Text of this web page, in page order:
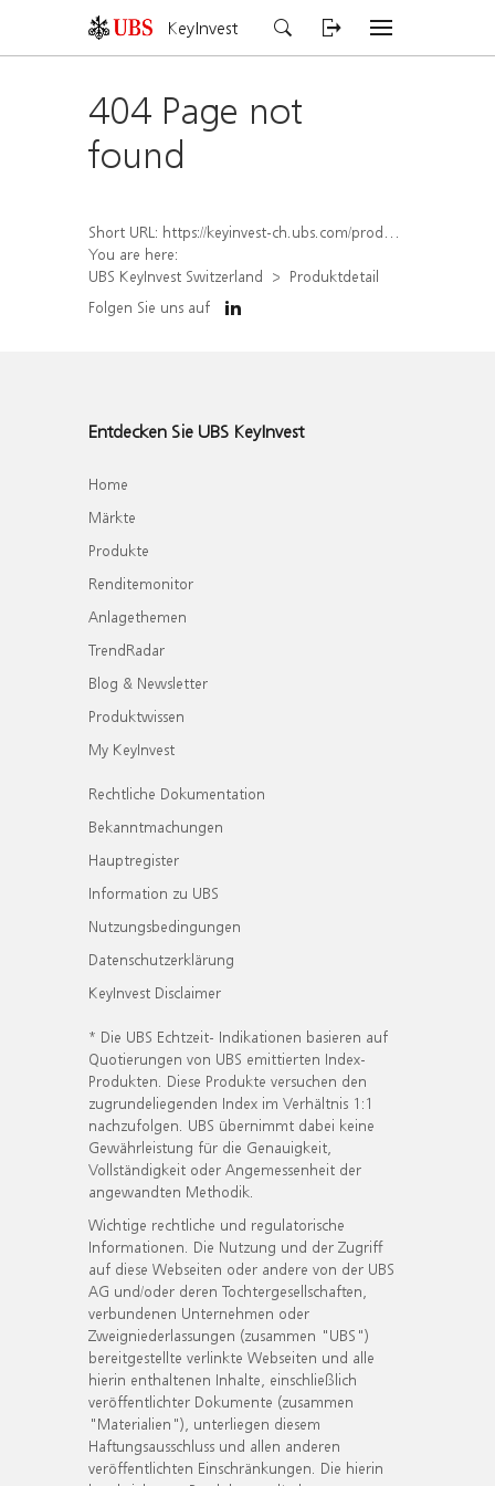
KeyInvest
404 Page not
found
Short URL: https://keyinvest-ch.ubs.com/produkt/detail/index/isin/CH1578826906
You are here:
UBS KeyInvest Switzerland
Produktdetail
Folgen Sie uns auf
Entdecken Sie UBS KeyInvest
Home
Märkte
Produkte
Renditemonitor
Anlagethemen
TrendRadar
Blog & Newsletter
Produktwissen
My KeyInvest
Rechtliche Dokumentation
Bekanntmachungen
Hauptregister
Information zu UBS
Nutzungsbedingungen
Datenschutzerklärung
KeyInvest Disclaimer
* Die UBS Echtzeit- Indikationen basieren auf
Quotierungen von UBS emittierten Index-
Produkten. Diese Produkte versuchen den
zugrundeliegenden Index im Verhältnis 1:1
nachzufolgen. UBS übernimmt dabei keine
Gewährleistung für die Genauigkeit,
Vollständigkeit oder Angemessenheit der
angewandten Methodik.
Wichtige rechtliche und regulatorische
Informationen. Die Nutzung und der Zugriff
auf diese Webseiten oder andere von der UBS
AG und/oder deren Tochtergesellschaften,
verbundenen Unternehmen oder
Zweigniederlassungen (zusammen "UBS")
bereitgestellte verlinkte Webseiten und alle
hierin enthaltenen Inhalte, einschließlich
veröffentlichter Dokumente (zusammen
"Materialien"), unterliegen diesem
Haftungsausschluss und allen anderen
veröffentlichten Einschränkungen. Die hierin